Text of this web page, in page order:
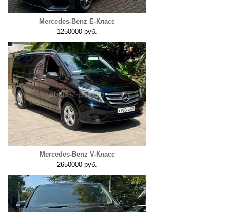
Mercedes-Benz E-Класс
1250000 руб.
Mercedes-Benz V-Класс
2650000 руб.